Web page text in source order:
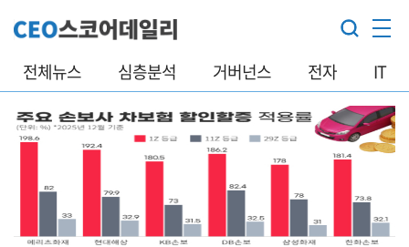
전체뉴스 심층분석 거버넌스 전자 IT